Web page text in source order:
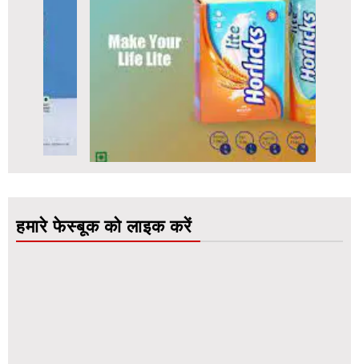
हमारे फेस्बूक को लाइक करें